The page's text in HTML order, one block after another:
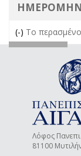
(-) Remove Το
Το
Λόφος
81100